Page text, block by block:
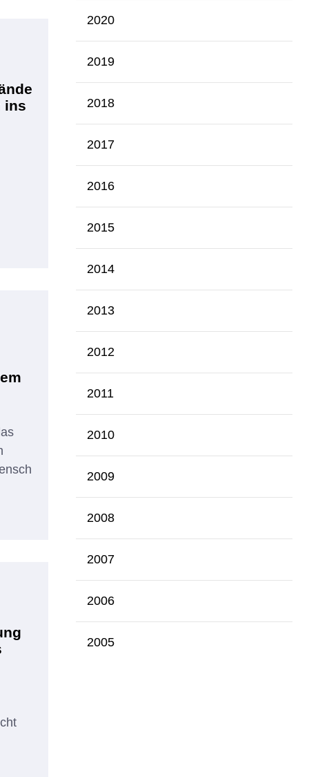
ins
2020
2019
2018
2017
2016
2015
2014
2013
2012
2011
2010
2009
2008
2007
2006
2005